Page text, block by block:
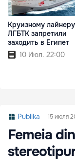
Круизному лайнеру
ЛГБТК запретили
заходить в Египет
10 Июл. 22:00
Publika 15 июля
Femeia